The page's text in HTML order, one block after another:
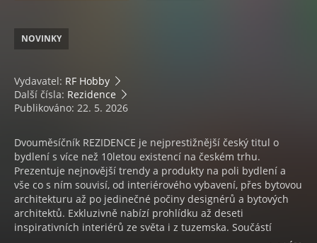
NOVINKY
Vydavatel: RF Hobby
Další čísla: Rezidence
Publikováno: 22. 5. 2026
Dvouměsíčník REZIDENCE je nejprestižnější český titul o
bydlení s více než 10letou existencí na českém trhu.
Prezentuje nejnovější trendy a produkty na poli bydlení a
vše co s ním souvisí, od interiérového vybavení, přes bytovou
architekturu až po jedinečné počiny designérů a bytových
architektů. Exkluzivně nabízí prohlídku až deseti
inspirativních interiérů ze světa i z tuzemska. Součástí